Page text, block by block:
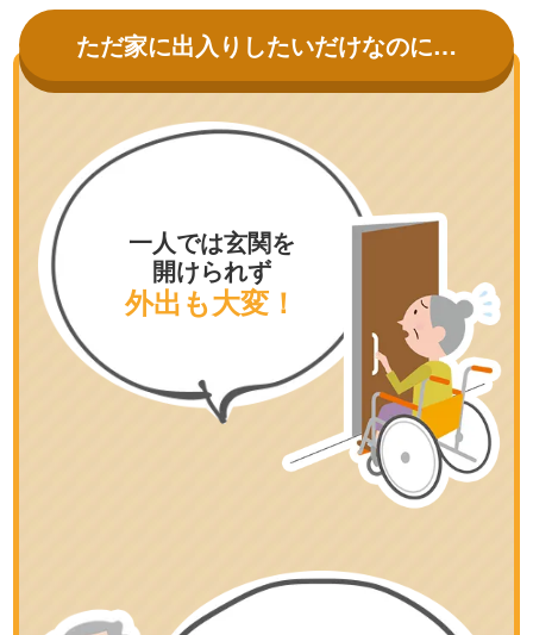
ただ家に出入りしたいだけなのに…
一人では玄関を
開けられず
外出も大変！